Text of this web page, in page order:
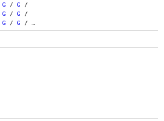
G / G /
G / G /
G / G / …